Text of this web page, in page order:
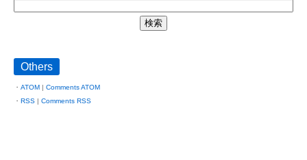
Others
ATOM | Comments ATOM
RSS | Comments RSS